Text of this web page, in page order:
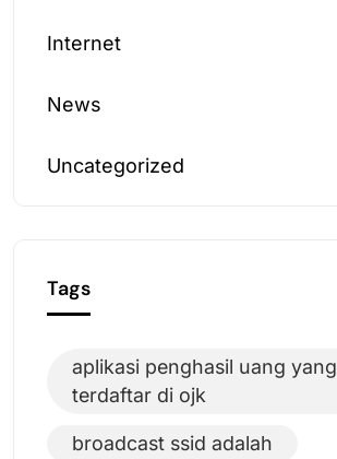
Internet
News
Uncategorized
Tags
aplikasi penghasil uang yang
terdaftar di ojk
broadcast ssid adalah